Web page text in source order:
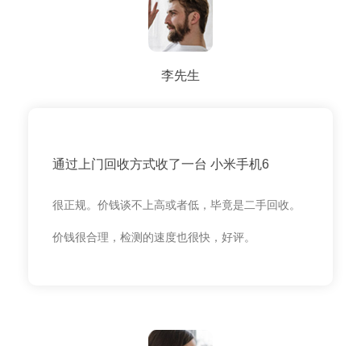
李先生
通过上门回收方式收了一台 小米手机6
很正规。价钱谈不上高或者低，毕竟是二手回收。
价钱很合理，检测的速度也很快，好评。